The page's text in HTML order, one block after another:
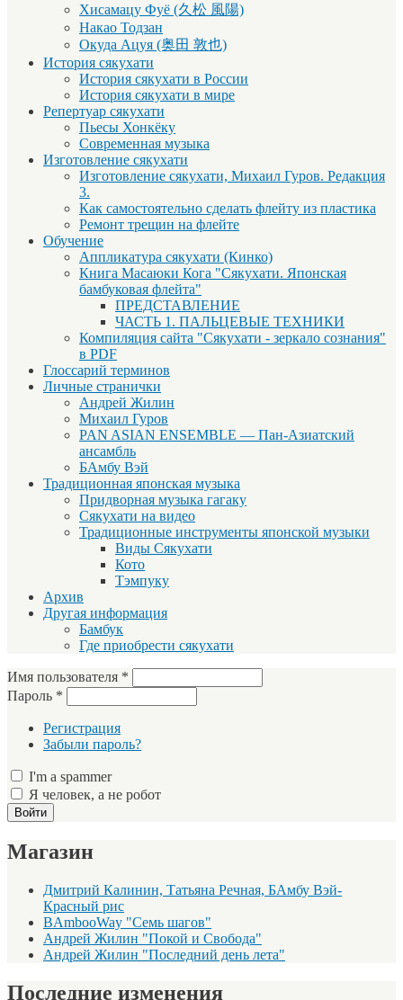
Хисамацу Фуё (久松 風陽)
Накао Тодзан
Окуда Ацуя (奥田 敦也)
История сякухати
История сякухати в России
История сякухати в мире
Репертуар сякухати
Пьесы Хонкёку
Современная музыка
Изготовление сякухати
Изготовление сякухати, Михаил Гуров. Редакция
3.
Как самостоятельно сделать флейту из пластика
Ремонт трещин на флейте
Обучение
Аппликатура сякухати (Кинко)
Книга Масаюки Кога "Сякухати. Японская
бамбуковая флейта"
ПРЕДСТАВЛЕНИЕ
ЧАСТЬ 1. ПАЛЬЦЕВЫЕ ТЕХНИКИ
Компиляция сайта "Сякухати - зеркало сознания"
в PDF
Глоссарий терминов
Личные странички
Андрей Жилин
Михаил Гуров
PAN ASIAN ENSEMBLE — Пан-Азиатский
ансамбль
БАмбу Вэй
Традиционная японская музыка
Придворная музыка гагаку
Сякухати на видео
Традиционные инструменты японской музыки
Виды Сякухати
Кото
Тэмпуку
Архив
Другая информация
Бамбук
Где приобрести сякухати
Имя пользователя *
Пароль *
Регистрация
Забыли пароль?
I'm a spammer
Я человек, а не робот
Магазин
Дмитрий Калинин, Татьяна Речная, БАмбу Вэй-
Красный рис
BAmbooWay "Семь шагов"
Андрей Жилин "Покой и Свобода"
Андрей Жилин "Последний день лета"
Последние изменения